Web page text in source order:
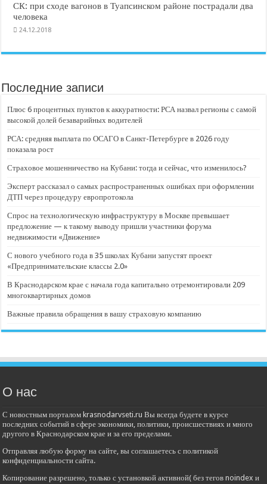
СК: при сходе вагонов в Туапсинском районе пострадали два
человека
24.12.2018
Последние записи
Плюс 6 процентных пунктов к аккуратности: РСА назвал регионы с самой
высокой долей безаварийных водителей
РСА: средняя выплата по ОСАГО в Санкт-Петербурге в 2026 году
показала рост
Страховое мошенничество на Кубани: тогда и сейчас, что изменилось?
Эксперт рассказал о самых распространенных ошибках при оформлении
ДТП через процедуру европротокола
Спрос на технологическую инфраструктуру в Москве превышает
предложение — к такому выводу пришли участники форума
недвижимости «Движение»
С нового учебного года в 35 школах Кубани запустят проект
«Предпринимательские классы 2.0»
В Краснодарском крае с начала года капитально отремонтировали 209
многоквартирных домов
Важные правила обращения в вашу страховую компанию
О нас
С новостным порталом krasnodarvseti.ru Вы всегда будете в курсе
последних событий в сфере экономики, политики, происшествиях и много
другого в Краснодарском крае и за его пределами.
Отправляя любую форму на сайте, вы соглашаетесь с политикой
конфиденциальности сайта.
Копирование разрешено, только с установкой активной( без тегов noindex и